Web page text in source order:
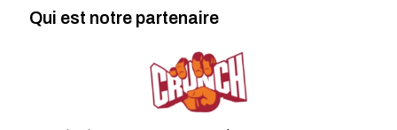
Qui est notre partenaire